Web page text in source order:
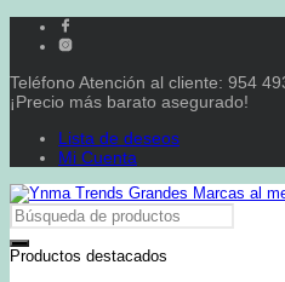
Teléfono Atención al cliente: 954
¡Precio más barato asegurado!
Lista de deseos
Mi Cuenta
Productos destacados